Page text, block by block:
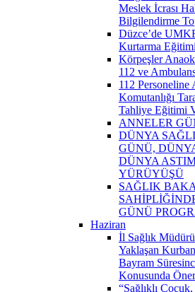
Meslek İcrası
Bilgilendirme
Düzce’de
Kurtarma
Körpeşler
112 ve Ambulans
112
Komutanlığı
Tahliye Eğitimi
ANNELER
DÜNYA
GÜNÜ,
DÜNYA
YÜRÜYÜŞÜ
SAĞLIK
GÜNÜ
Haziran
İl Sağlık
Yaklaşan
Bayram
Konusunda
“Sağlıklı